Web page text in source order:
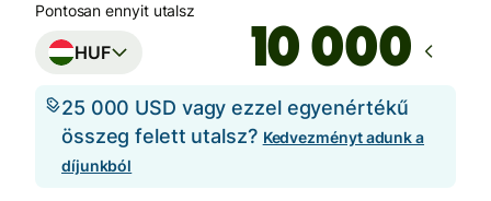
Pontosan ennyit utalsz
HUF
25 000 USD vagy ezzel egyenértékű
összeg felett utalsz? Kedvezményt adunk a
díjunkból